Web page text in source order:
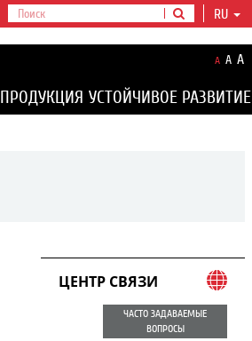
RU
A A A
ПРОДУКЦИЯ УСТОЙЧИВОЕ РАЗВИТИЕ
ЦЕНТР СВЯЗИ
ЧАСТО ЗАДАВАЕМЫЕ
ВОПРОСЫ